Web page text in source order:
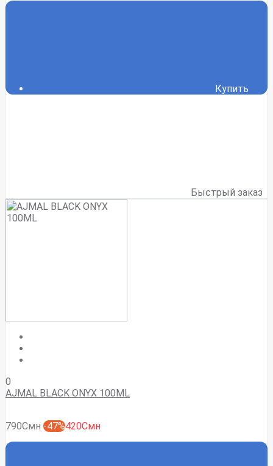
Купить
Быстрый заказ
0
AJMAL BLACK ONYX 100ML
790Смн -47%420Смн